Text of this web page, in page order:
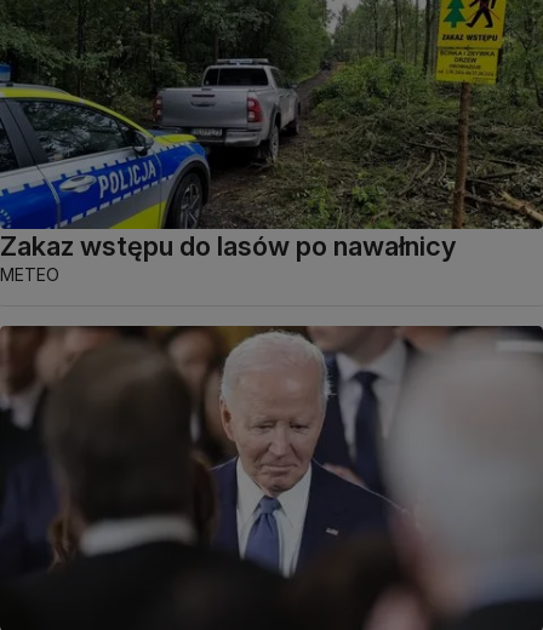
Zakaz wstępu do lasów po nawałnicy
METEO